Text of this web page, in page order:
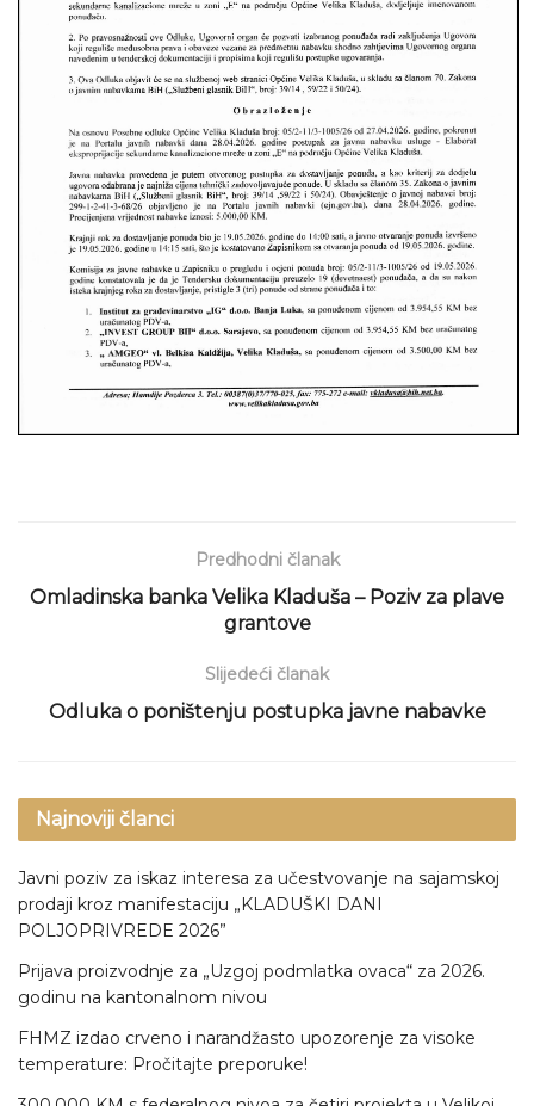
Predhodni članak
Omladinska banka Velika Kladuša – Poziv za plave
grantove
Slijedeći članak
Odluka o poništenju postupka javne nabavke
Najnoviji članci
Javni poziv za iskaz interesa za učestvovanje na sajamskoj
prodaji kroz manifestaciju „KLADUŠKI DANI
POLJOPRIVREDE 2026”
Prijava proizvodnje za „Uzgoj podmlatka ovaca“ za 2026.
godinu na kantonalnom nivou
FHMZ izdao crveno i narandžasto upozorenje za visoke
temperature: Pročitajte preporuke!